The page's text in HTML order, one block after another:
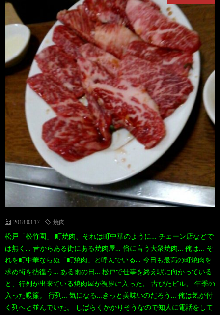
2018.03.17 焼肉
松戸「松竹園」 町焼肉、それは町中華のように… チェーン店などで
は無く… 昔からある街にある焼肉屋… 俗に言う大衆焼肉… 俺は… そ
れを町中華ならぬ「町焼肉」と呼んでいる… 今日も最高の町焼肉を
求め街を彷徨う… ある雨の日… 松戸で仕事を終え駅に向かっている
と、行列が出来ている焼肉屋が視界に入った。 古びたビル。 年季の
入った暖簾。 行列… 気になる…きっと美味いのだろう… 俺は気が付
く列へと並んでいた。 しばらくかかりそうなので知人に電話をして